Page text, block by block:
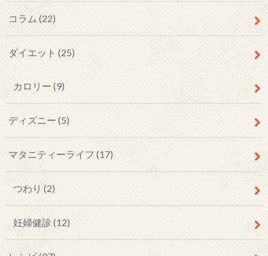
コラム (22)
ダイエット (25)
カロリー (9)
ディズニー (5)
マタニティーライフ (17)
つわり (2)
妊婦健診 (12)